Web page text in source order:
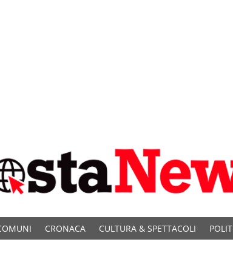
CRONACA CULTURA & SPETTACOLI